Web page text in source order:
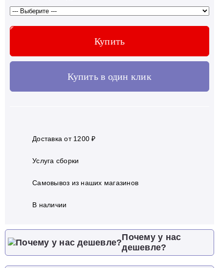
Купить
Купить в один клик
Доставка от 1200 ₽
Услуга сборки
Самовывоз из наших магазинов
В наличии
Почему у нас
дешевле?